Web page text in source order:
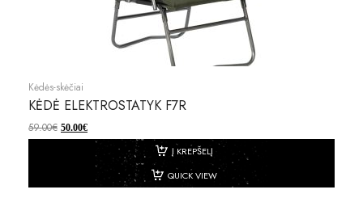
Kėdės-skėčiai
KĖDĖ ELEKTROSTATYK F7R
59.00€ 50.00€
Į KREPŠELĮ
QUICK VIEW